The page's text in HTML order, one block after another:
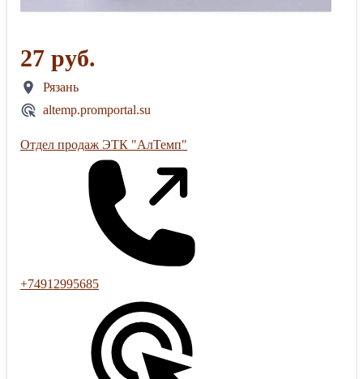
27 руб.
Рязань
altemp.promportal.su
Отдел продаж ЭТК "АлТемп"
+74912995685